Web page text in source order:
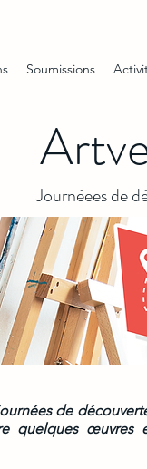
Soumissions
Journéees de
de
quelques œuvres